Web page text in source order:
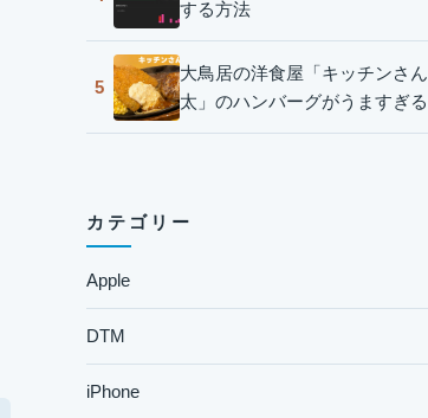
する方法
5
大鳥居の洋食屋「キッチンさん
太」のハンバーグがうますぎる
カテゴリー
Apple
DTM
iPhone